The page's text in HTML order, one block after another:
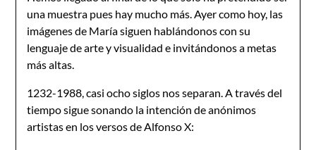
una muestra pues hay mucho más. Ayer como hoy, las
imágenes de María siguen hablándonos con su
lenguaje de arte y visualidad e invitándonos a metas
más altas.
1232-1988, casi ocho siglos nos separan. A través del
tiempo sigue sonando la intención de anónimos
artistas en los versos de Alfonso X: